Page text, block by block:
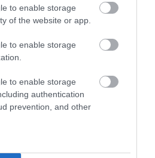
to enable storage
of the website or app.
to enable storage
to enable storage
authentication
prevention, and other